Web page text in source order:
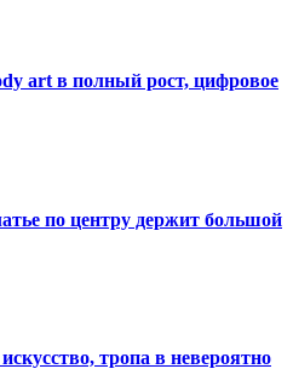
art в полный рост, цифровое
по центру держит большой
тропа в невероятно